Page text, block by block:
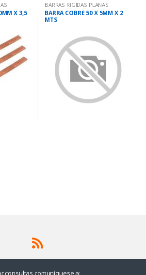
X 3,5
BARRAS RIGIDAS PLANAS
BARRA COBRE 50 X 5MM X 2
MTS
consultas comuníquese a: